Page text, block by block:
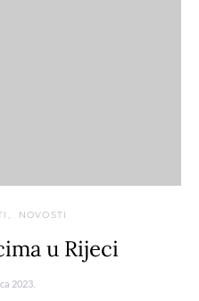
NOVOSTI
u Rijeci
2023.